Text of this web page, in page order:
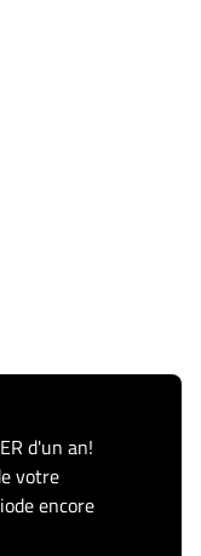
d'un an!
votre
encore